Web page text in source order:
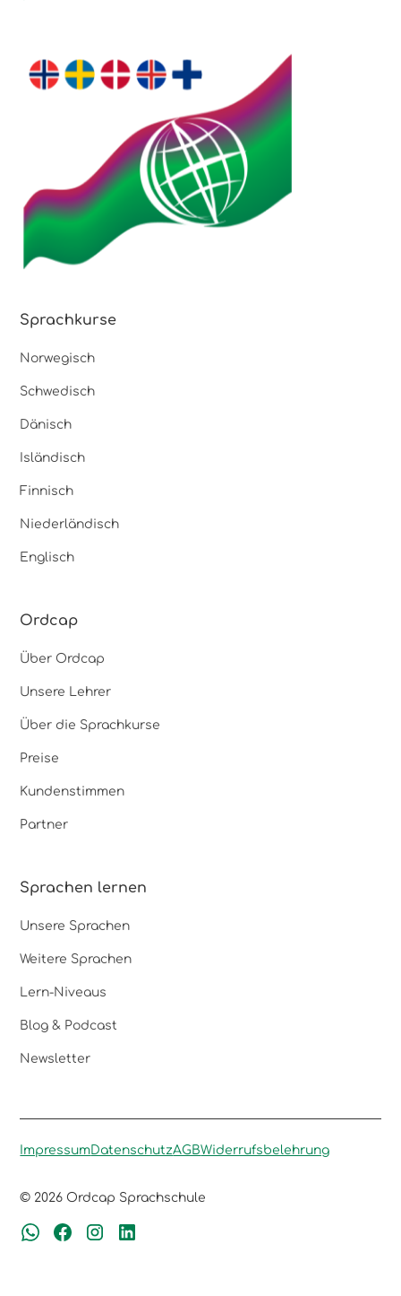
Sprachkurse
Norwegisch
Schwedisch
Dänisch
Isländisch
Finnisch
Niederländisch
Englisch
Ordcap
Über Ordcap
Unsere Lehrer
Über die Sprachkurse
Preise
Kundenstimmen
Partner
Sprachen lernen
Unsere Sprachen
Weitere Sprachen
Lern-Niveaus
Blog & Podcast
Newsletter
© 2026 Ordcap Sprachschule
ImpressumDatenschutzAGBWiderrufsbelehrung